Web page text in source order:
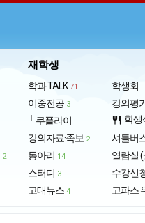
2
재학생
학과 TALK 71
이중전공 3
└ 쿠플라이
강의자료·족보 2
동아리 14
스터디 3
고대뉴스 4
학생회
강의평
restaurant 학생
셔틀버
열람실
수강신
고파스